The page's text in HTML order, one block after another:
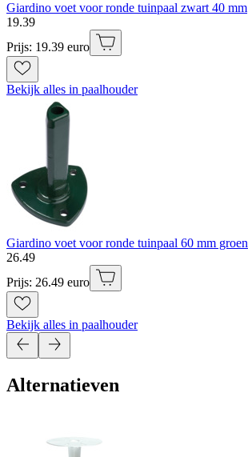
Giardino voet voor ronde tuinpaal zwart 40 mm
19.39
Prijs: 19.39 euro
Bekijk alles in paalhouder
Giardino voet voor ronde tuinpaal 60 mm groen
26.49
Prijs: 26.49 euro
Bekijk alles in paalhouder
Alternatieven